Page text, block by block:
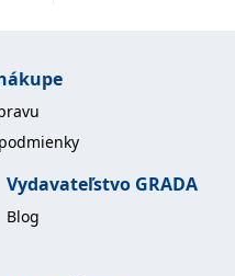
Vydavateľstvo GRADA
Blog